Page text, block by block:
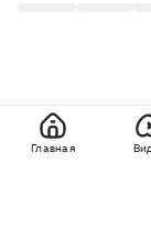
Главная